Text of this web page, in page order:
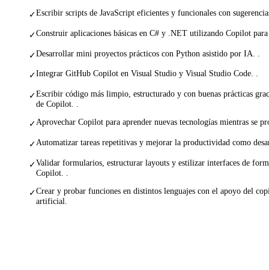
✓Escribir scripts de JavaScript eficientes y funcionales con
✓Construir aplicaciones básicas en C# y .NET utilizando Copilot
✓Desarrollar mini proyectos prácticos con Python asistido por IA. .
✓Integrar GitHub Copilot en Visual Studio y Visual Studio Code. .
✓Escribir código más limpio, estructurado y con buenas prácticas
de Copilot. .
✓Aprovechar Copilot para aprender nuevas tecnologías mientras se
✓Automatizar tareas repetitivas y mejorar la productividad como
✓Validar formularios, estructurar layouts y estilizar interfaces de
Copilot. .
✓Crear y probar funciones en distintos lenguajes con el apoyo del
artificial.